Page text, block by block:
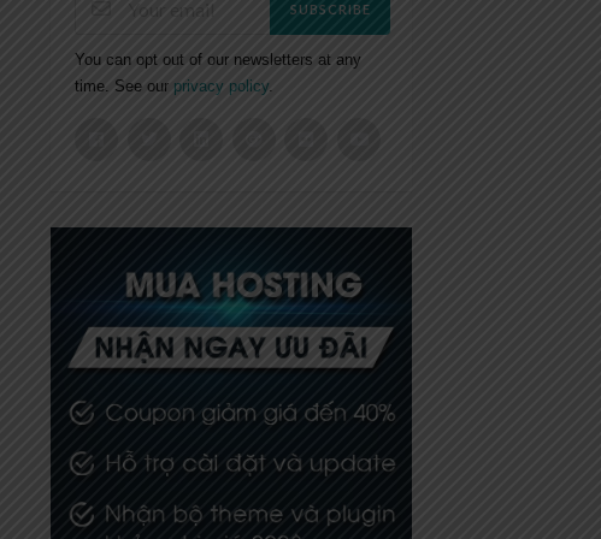
SUBSCRIBE
You can opt out of our newsletters at any
time. See our privacy policy.